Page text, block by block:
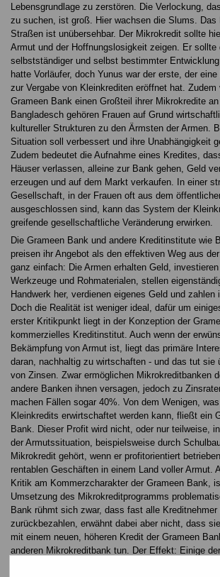
Lebensgrundlage zu zerstören. Die Verlockung,
zu suchen, ist groß. Hier wachsen die Slums. Das
Straßen ist unübersehbar. Der Mikrokredit sollte
Armut und der Hoffnungslosigkeit zeigen. Er sollte
selbstständiger und selbst bestimmter
hatte Vorläufer, doch Yunus war der erste, der
zur Vergabe von Kleinkrediten eröffnet hat. Zudem
Grameen Bank einen Großteil ihrer Mikrokredite
Bangladesch gehören Frauen auf Grund
kultureller Strukturen zu den Ärmsten der Armen.
Situation soll verbessert und ihre Unabhängigkeit
Zudem bedeutet die Aufnahme eines Kredites,
Häuser verlassen, alleine zur Bank gehen, Geld
erzeugen und auf dem Markt verkaufen. In einer
Gesellschaft, in der Frauen oft aus dem
ausgeschlossen sind, kann das System der
greifende gesellschaftliche Veränderung erwirken.
Die Grameen Bank und andere Kreditinstitute wie
preisen ihr Angebot als den effektiven Weg aus
ganz einfach: Die Armen erhalten Geld,
Werkzeuge und Rohmaterialen, stellen
Handwerk her, verdienen eigenes Geld und zahlen
Doch die Realität ist weniger ideal, dafür um
erster Kritikpunkt liegt in der Konzeption der
kommerzielles Kreditinstitut. Auch wenn der
Bekämpfung von Armut ist, liegt das primäre
daran, nachhaltig zu wirtschaften - und das tut sie
von Zinsen. Zwar ermöglichen Mikrokreditbanken
andere Banken ihnen versagen, jedoch zu
machen Fällen sogar 40%. Von dem Wenigen,
Kleinkredits erwirtschaftet werden kann, fließt ein
Bank. Dieser Profit wird nicht, oder nur teilweise,
der Armutssituation, beispielsweise durch
Mikrokredit gehört, wenn er profitorientiert
rentablen Geschäften in einem Land voller Armut.
Kritik am Kommerzcharakter der Grameen Bank,
Umsetzung des Mikrokreditprogramms
Bank rühmt sich zwar, dass fast alle Kreditnehmer
zurückbezahlen, erwähnt dabei aber nicht, dass
mit einem neuen, höheren Kredit der Grameen
anderen Mikrokreditbank tun. Der Effekt: Einige